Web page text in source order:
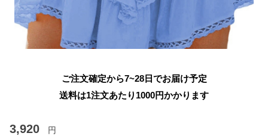
ご注文確定から7~28日でお届け予定
送料は1注文あたり 1000円かかります
3,920 円